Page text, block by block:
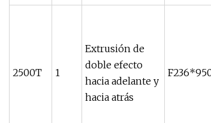
2500T 1
Extrusión de
doble efecto
hacia adelante y
hacia atrás